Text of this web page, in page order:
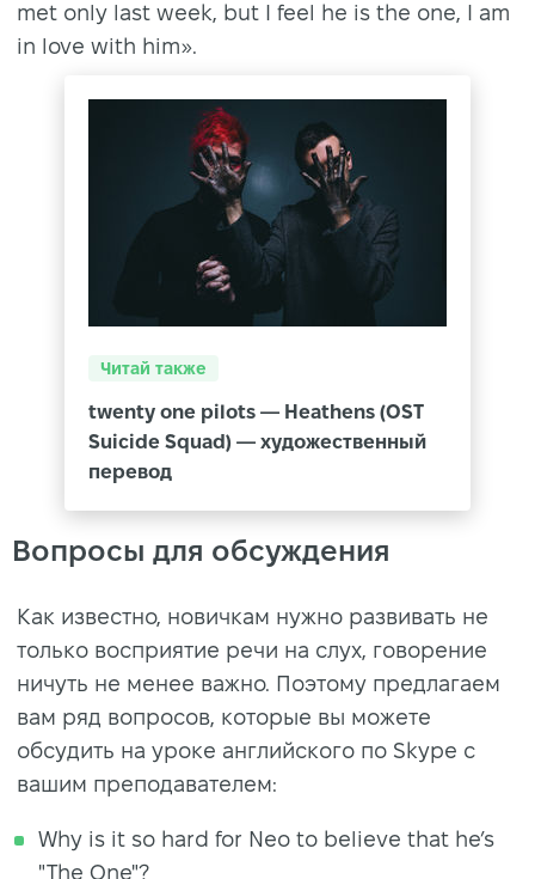
met only last week, but I feel he is the one, I am
in love with him».
Читай также
twenty one pilots — Heathens (OST
Suicide Squad) — художественный
перевод
Вопросы для обсуждения
Как известно, новичкам нужно развивать не
только восприятие речи на слух, говорение
ничуть не менее важно. Поэтому предлагаем
вам ряд вопросов, которые вы можете
обсудить на уроке английского по Skype с
вашим преподавателем:
Why is it so hard for Neo to believe that he’s
"The One"?